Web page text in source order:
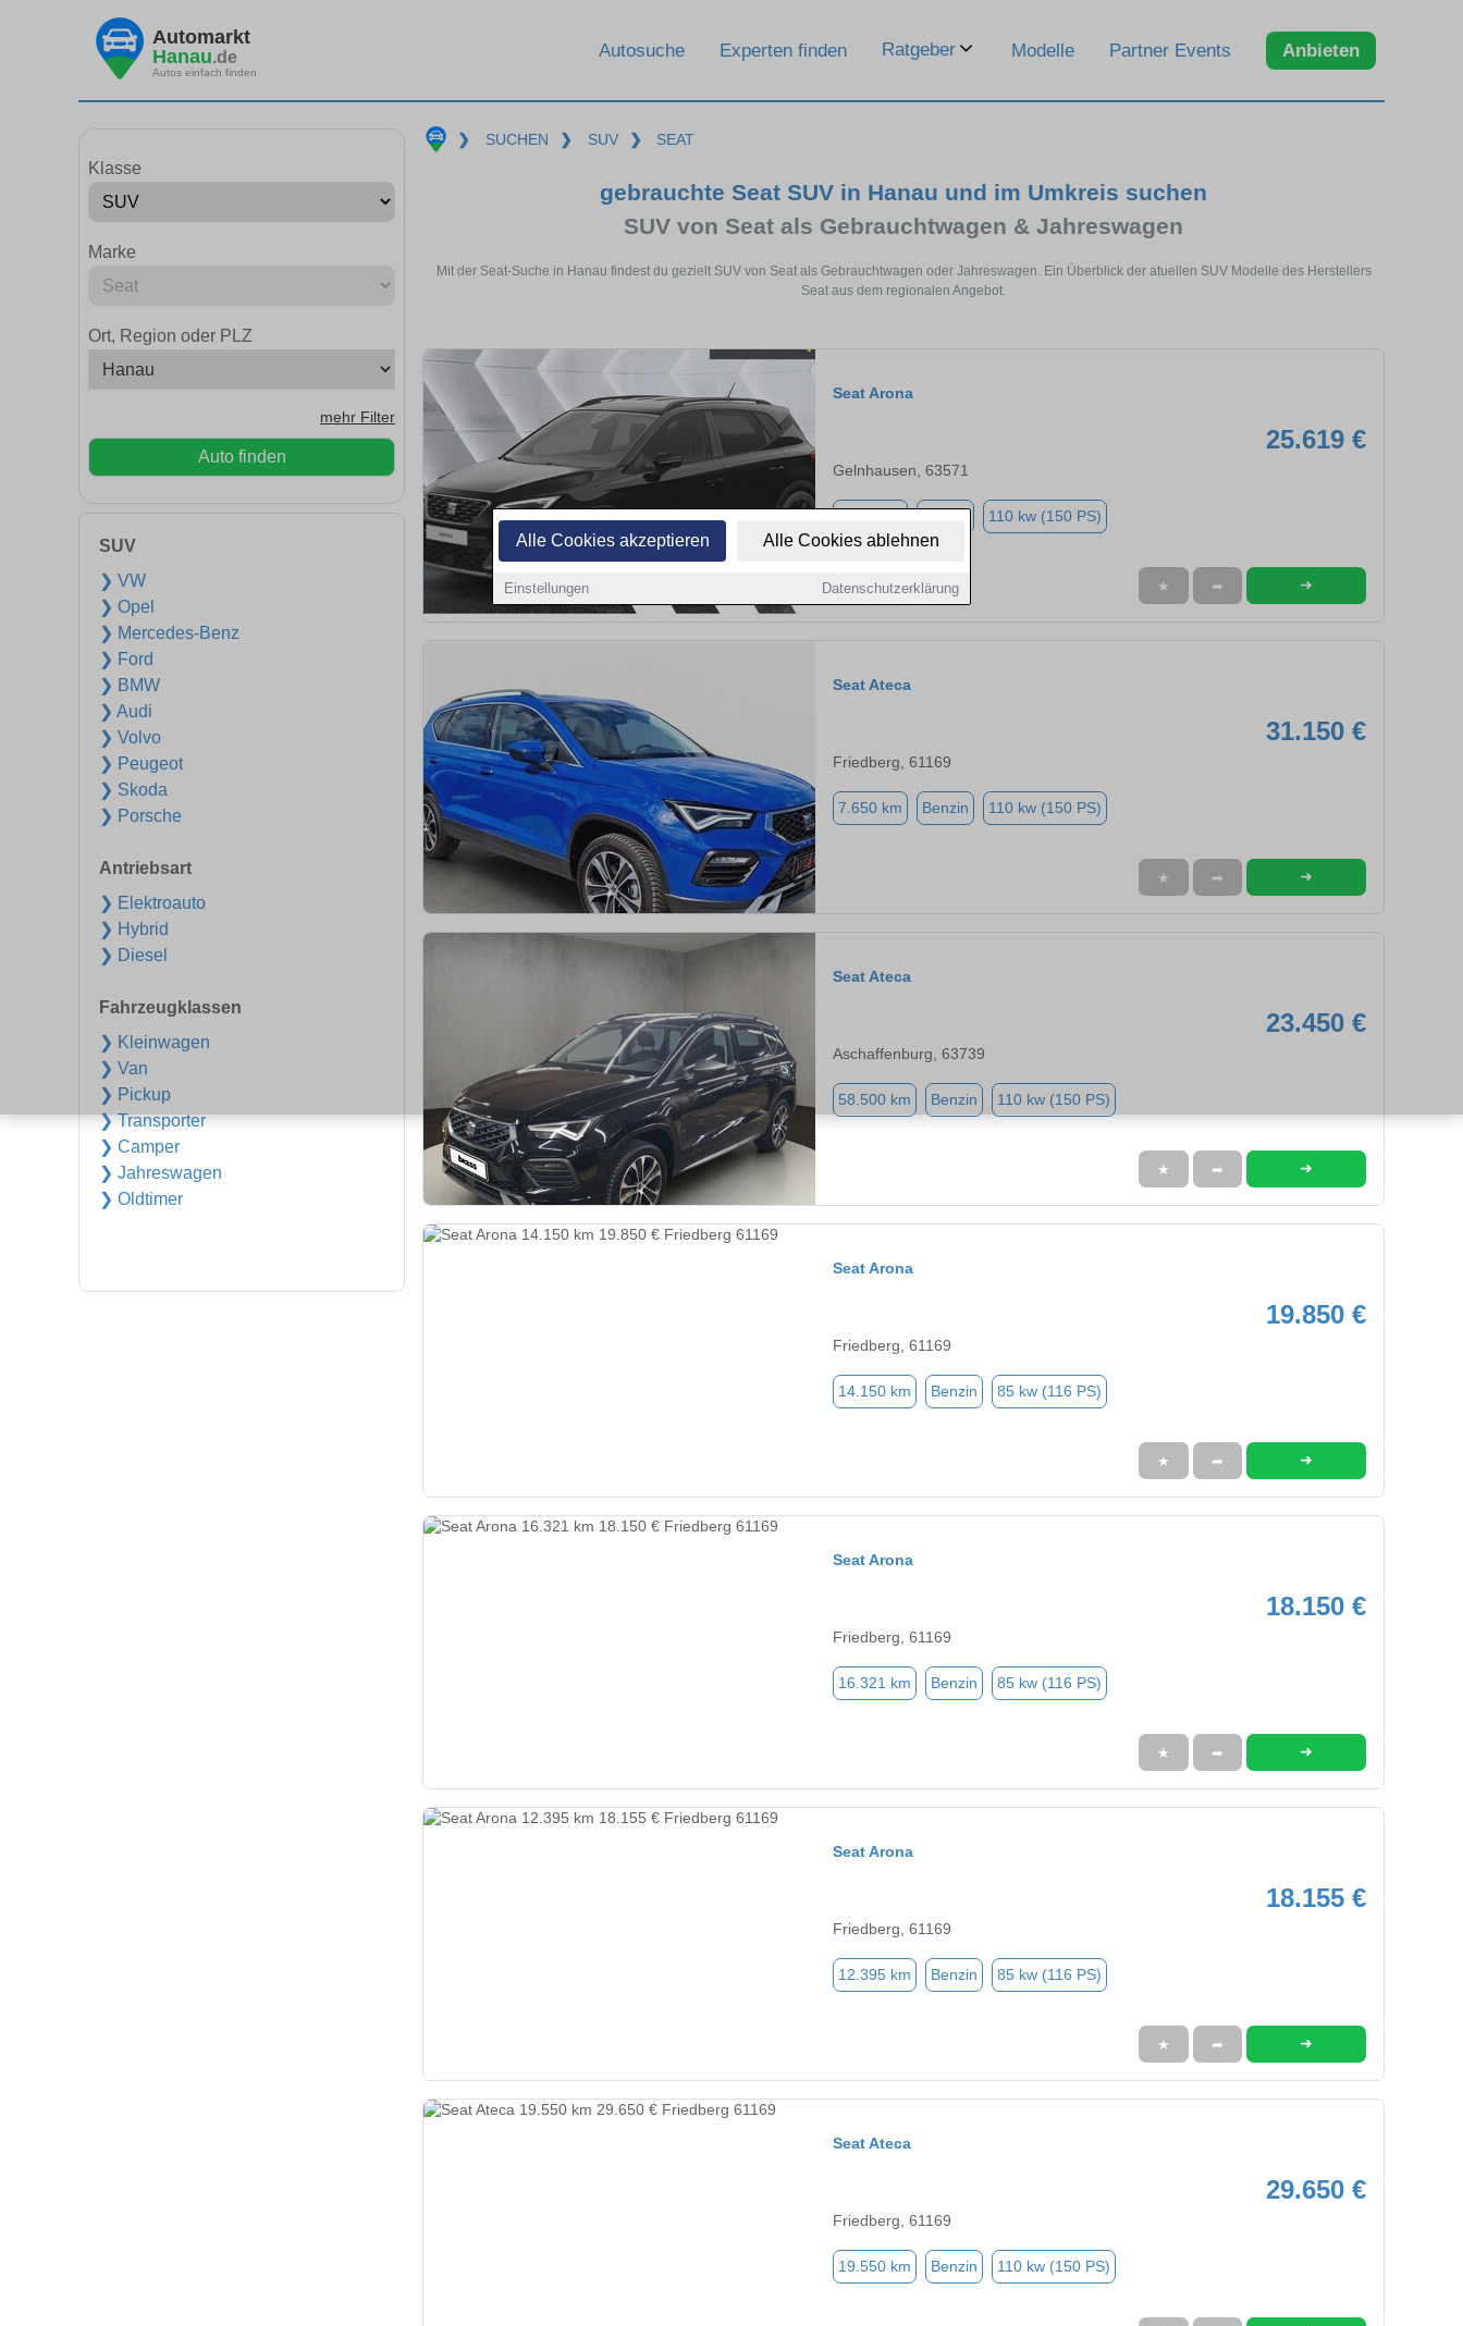
Alle Cookies akzeptieren Alle Cookies ablehnen
Einstellungen Datenschutzerklärung
Automarkt
Hanau.de
Autos einfach finden
Autosuche Experten finden Ratgeber Modelle Partner Events Anbieten
Klasse
Marke
Ort, Region oder PLZ
mehr Filter
Auto finden
SUV
❯ VW
❯ Opel
❯ Mercedes-Benz
❯ Ford
❯ BMW
❯ Audi
❯ Volvo
❯ Peugeot
❯ Skoda
❯ Porsche
Antriebsart
❯ Elektroauto
❯ Hybrid
❯ Diesel
Fahrzeugklassen
❯ Kleinwagen
❯ Van
❯ Pickup
❯ Transporter
❯ Camper
❯ Jahreswagen
❯ Oldtimer
❯ SUCHEN ❯ SUV ❯ SEAT
gebrauchte Seat SUV in Hanau und im Umkreis suchen
SUV von Seat als Gebrauchtwagen & Jahreswagen
Mit der Seat-Suche in Hanau findest du gezielt SUV von Seat als Gebrauchtwagen oder Jahreswagen. Ein Überblick der atuellen SUV Modelle des Herstellers
Seat aus dem regionalen Angebot.
Seat Arona
25.619 €
Gelnhausen, 63571
110 kw (150 PS)
★ ➦ ➜
Seat Ateca
31.150 €
Friedberg, 61169
7.650 km Benzin 110 kw (150 PS)
★ ➦ ➜
Seat Ateca
23.450 €
Aschaffenburg, 63739
58.500 km Benzin 110 kw (150 PS)
★ ➦ ➜
Seat Arona
19.850 €
Friedberg, 61169
14.150 km Benzin 85 kw (116 PS)
★ ➦ ➜
Seat Arona
18.150 €
Friedberg, 61169
16.321 km Benzin 85 kw (116 PS)
★ ➦ ➜
Seat Arona
18.155 €
Friedberg, 61169
12.395 km Benzin 85 kw (116 PS)
★ ➦ ➜
Seat Ateca
29.650 €
Friedberg, 61169
19.550 km Benzin 110 kw (150 PS)